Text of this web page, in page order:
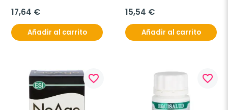
17,64 €
Añadir al carrito
15,54 €
Añadir al carrito
favorite_border favorite_border